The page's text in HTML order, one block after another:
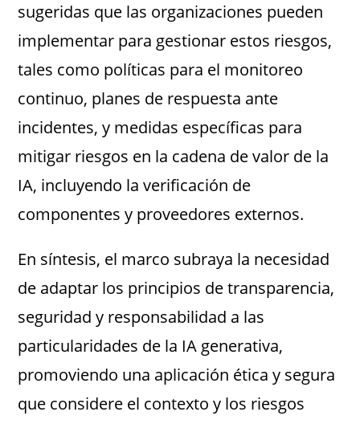
sugeridas que las organizaciones pueden
implementar para gestionar estos riesgos,
tales como políticas para el monitoreo
continuo, planes de respuesta ante
incidentes, y medidas específicas para
mitigar riesgos en la cadena de valor de la
IA, incluyendo la verificación de
componentes y proveedores externos.
En síntesis, el marco subraya la necesidad
de adaptar los principios de transparencia,
seguridad y responsabilidad a las
particularidades de la IA generativa,
promoviendo una aplicación ética y segura
que considere el contexto y los riesgos